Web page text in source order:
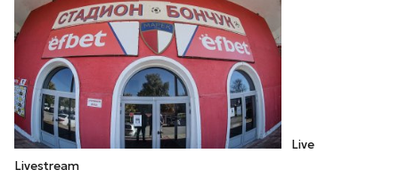
Live
Livestream